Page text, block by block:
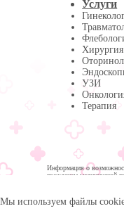
Мы используем файлы
Услуги
Хирургия
УЗИ
Терапия
Информация о
гражданам медицинской
© 2026 -